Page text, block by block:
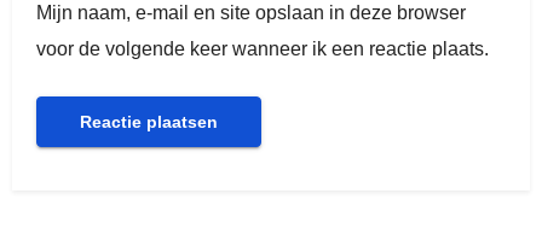
Mijn naam, e-mail en site opslaan in deze browser
voor de volgende keer wanneer ik een reactie plaats.